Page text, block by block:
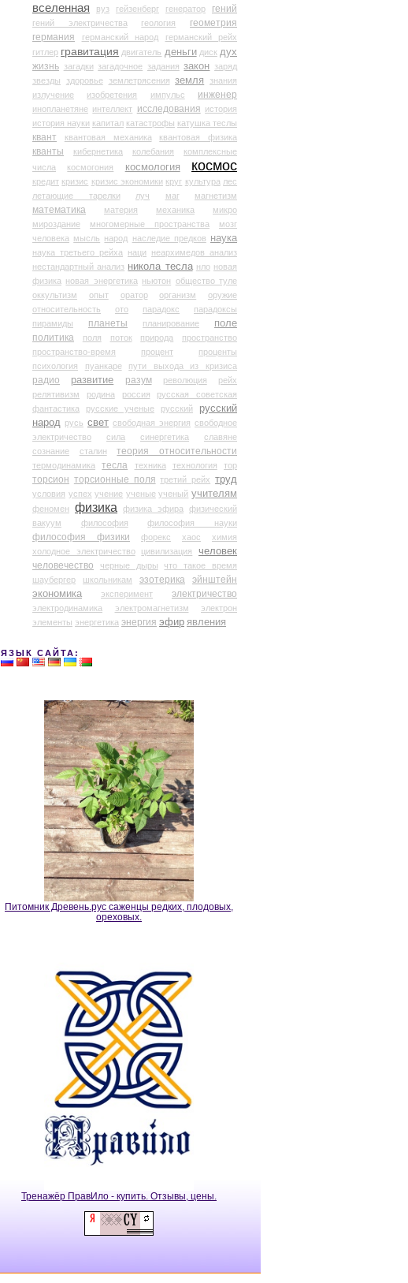
вселенная
вуз гейзенберг генератор гений
гений электричества геология
геометрия
германия
германский народ
германский рейх
гитлер гравитация двигатель деньги диск дух
жизнь загадки загадочное задания закон заряд
звезды
здоровье землетрясения земля
знания
излучение
изобретения импульс инженер
инопланетяне интеллект исследования история
история науки капитал катастрофы катушка теслы
квант квантовая механика квантовая физика
кванты кибернетика колебания
комплексные
числа
космогония космология космос
кредит кризис кризис экономики круг культура лес
летающие тарелки
луч маг магнетизм
математика материя механика
микро
мироздание
многомерные пространства
мозг
человека мысль народ наследие предков наука
наука третьего рейха наци
неархимедов анализ
нестандартный анализ никола тесла нло новая
физика новая энергетика ньютон общество туле
оккультизм
опыт оратор организм
оружие
относительность
ото парадокс
парадоксы
пирамиды
планеты планирование
поле
политика
поля поток природа
пространство
пространство-время
процент
проценты
психология
пуанкаре пути выхода из кризиса
радио развитие разум революция
рейх
релятивизм
родина россия
русская советская
фантастика
русские ученые русский
русский
народ русь свет свободная энергия свободное
электричество
сила синергетика
славяне
сознание
сталин теория относительности
термодинамика тесла техника технология тор
торсион торсионные поля третий рейх труд
условия успех учение ученые ученый учителям
феномен физика физика эфира
физический
вакуум
философия философия науки
философия физики форекс хаос
химия
холодное электричество
цивилизация человек
человечество черные дыры
что такое время
шаубергер
школьникам эзотерика
эйнштейн
экономика
эксперимент электричество
электродинамика электромагнетизм
электрон
элементы энергетика энергия эфир явления
ЯЗЫК САЙТА:
Питомник Древень.рус саженцы редких, плодовых,
ореховых.
Тренажёр ПравИло - купить. Отзывы, цены.